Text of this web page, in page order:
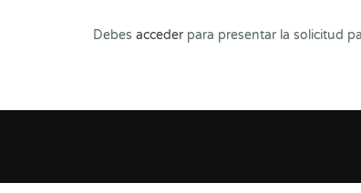
Debes accederpara presentar la solicitud